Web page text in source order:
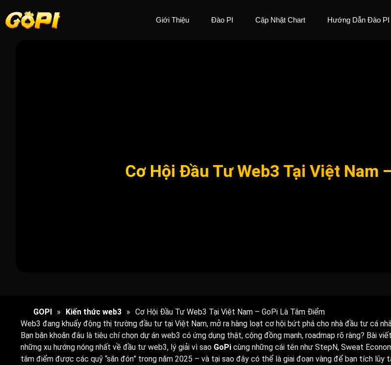
Giới Thiệu Đào PI Cập Nhật Chart Hướng Dẫn Đào PI
Cơ Hội Đầu Tư Web3 Tại Việt Nam
GOPI » Kiến thức web3 » Cơ Hội Đầu Tư Web3 Tại Việt Nam – GoPi Là Tâm Điểm
Web3 đang khuấy động thị trường đầu tư tại Việt Nam, mở ra hàng loạt cơ hội bứt phá cho nhà đầu tư cá
Bạn băn khoăn đâu là tiêu chí chọn dự án web3 có ứng dụng thật, cộng đồng mạnh, roadmap rõ ràng? Bài
những xu hướng nóng nhất về đầu tư web3, lý giải vì sao GoPi cùng những cái tên như StepN, Sweat
tâm điểm được các quỹ “săn đón” trong năm 2025 – và tại sao đây có thể là giai đoạn vàng để bạn tích lũy